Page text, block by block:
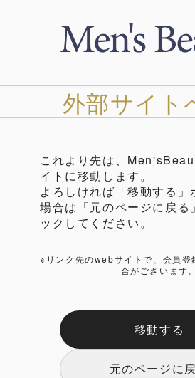
外部サイト
これより先は、
イトに移動します。
よろしければ「移動する」
場合は「元のページに戻る
ックしてください。
※リンク先のwebサイトで、会員登
合がございます。
移動する
元のページに